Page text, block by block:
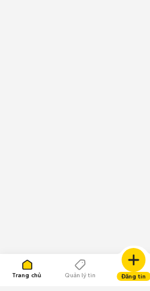
Trang chủ Quản lý tin Đăng tin